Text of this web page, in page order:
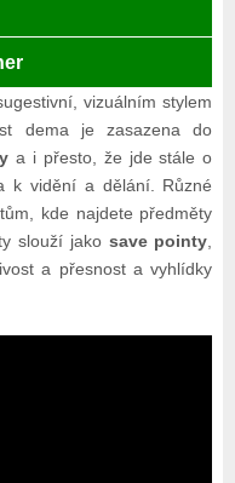
vizuálním stylem
dema je zasazena do
a i přesto, že jde stále o
k vidění a dělání. Různé
kde najdete předměty
slouží jako save pointy,
a přesnost a vyhlídky